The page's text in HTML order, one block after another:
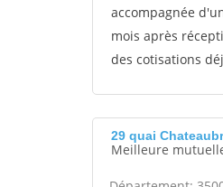
accompagnée
mois après
des cotisations
29 quai
Meilleure